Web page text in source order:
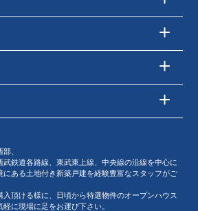
、
鉄道各路線、東武東上線、中央線の沿線を中心に
にある土地付き新築戸建を経験豊富なスタッフがご
入頂ける様に、日頃から特選物件のオープンハウス
に現場に足をお運び下さい。